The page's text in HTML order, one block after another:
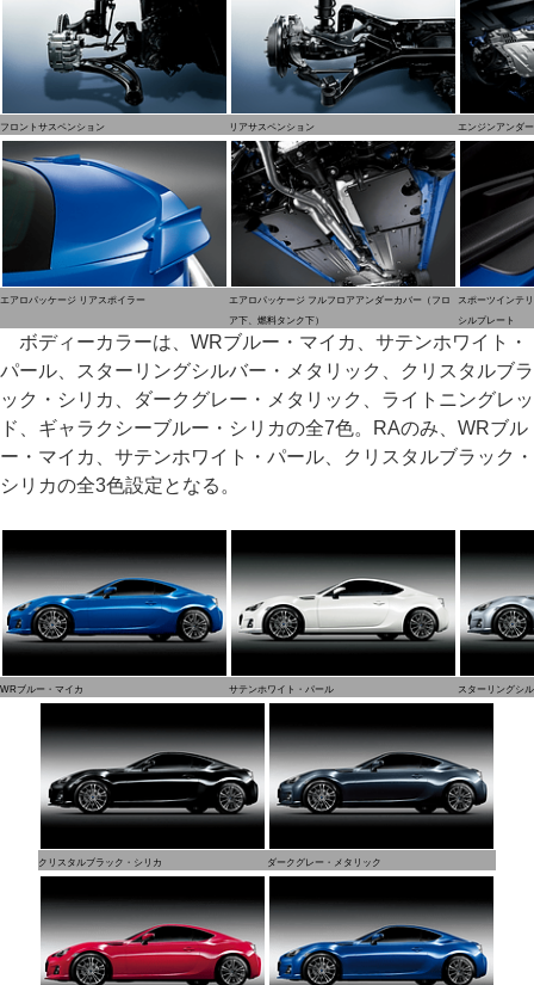
フロントサスペンション リアサスペンション エンジンアンダ
エアロパッケージ リアスポイラー
エアロパッケージ フルフロアアンダーカバー（フロ
ア下、燃料タンク下）
スポーツインテ
シルプレート
ボディーカラーは、WRブルー・マイカ、サテンホワイト・
パール、スターリングシルバー・メタリック、クリスタルブラ
ック・シリカ、ダークグレー・メタリック、ライトニングレッ
ド、ギャラクシーブルー・シリカの全7色。RAのみ、WRブル
ー・マイカ、サテンホワイト・パール、クリスタルブラック・
シリカの全3色設定となる。
WRブルー・マイカ サテンホワイト・パール スターリングシ
クリスタルブラック・シリカ ダークグレー・メタリック